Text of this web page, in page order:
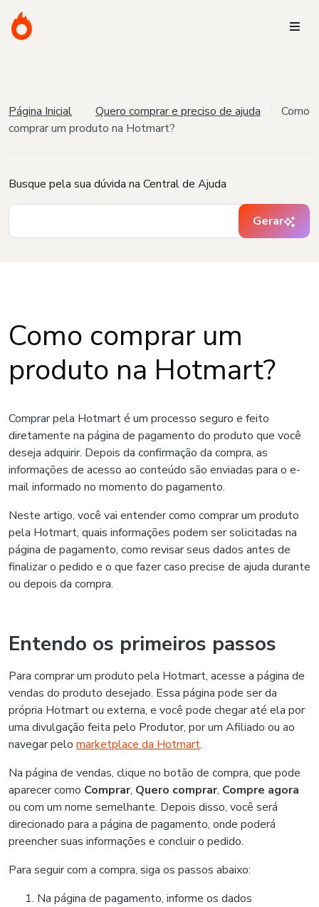
Página Inicial Quero comprar e preciso de ajuda
Como
comprar um produto na Hotmart?
Busque pela sua dúvida na Central de Ajuda
Gerar
Como comprar um
produto na Hotmart?
Comprar pela Hotmart é um processo seguro e feito
diretamente na página de pagamento do produto que você
deseja adquirir. Depois da confirmação da compra, as
informações de acesso ao conteúdo são enviadas para o e-
mail informado no momento do pagamento.
Neste artigo, você vai entender como comprar um produto
pela Hotmart, quais informações podem ser solicitadas na
página de pagamento, como revisar seus dados antes de
finalizar o pedido e o que fazer caso precise de ajuda durante
ou depois da compra.
Entendo os primeiros passos
Para comprar um produto pela Hotmart, acesse a página de
vendas do produto desejado. Essa página pode ser da
própria Hotmart ou externa, e você pode chegar até ela por
uma divulgação feita pelo Produtor, por um Afiliado ou ao
navegar pelo marketplace da Hotmart.
Na página de vendas, clique no botão de compra, que pode
aparecer como Comprar, Quero comprar, Compre agora
ou com um nome semelhante. Depois disso, você será
direcionado para a página de pagamento, onde poderá
preencher suas informações e concluir o pedido.
Para seguir com a compra, siga os passos abaixo:
Na página de pagamento, informe os dados